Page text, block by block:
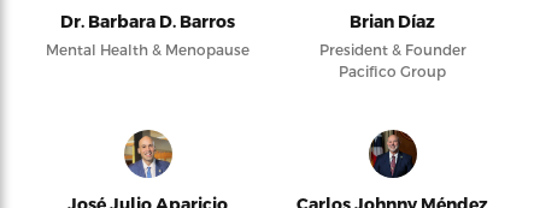
Dr. Barbara D. Barros
Mental Health & Menopause
Brian Díaz
President & Founder
Pacifico Group
José Julio Aparicio Carlos Johnny Méndez